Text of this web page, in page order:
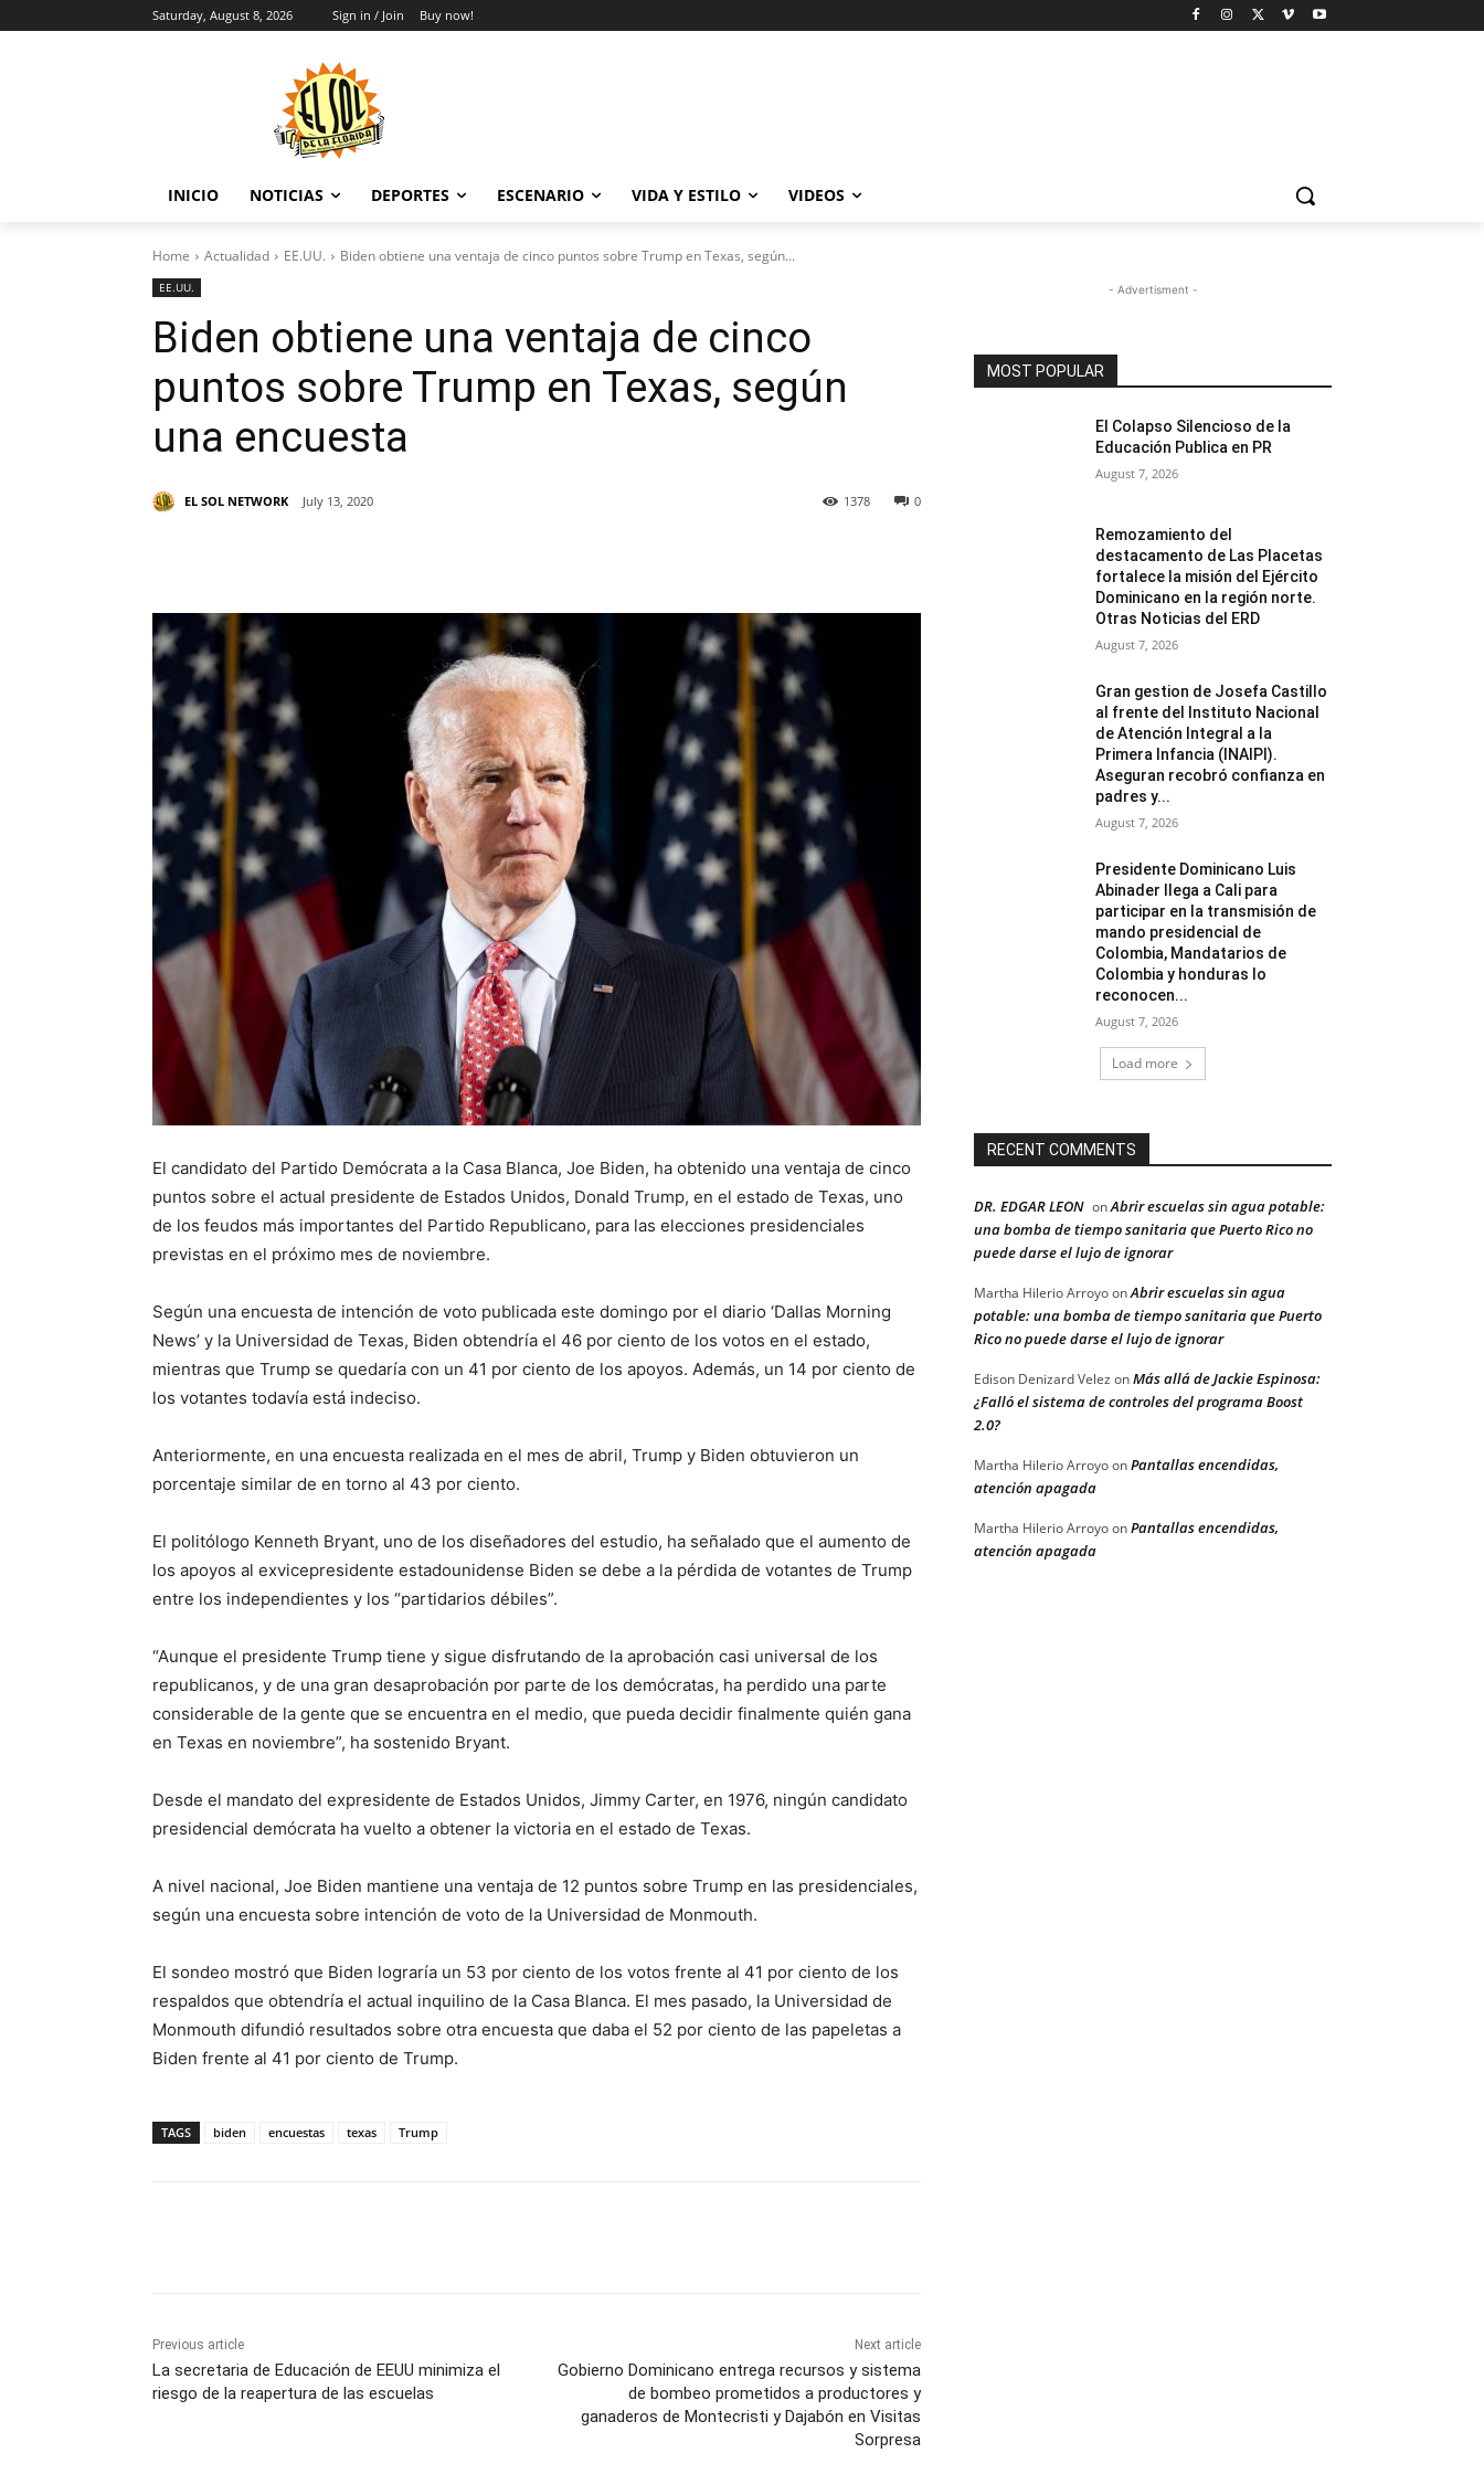
Saturday, August 8, 2026 Sign in / Join Buy now!
INICIO NOTICIAS DEPORTES ESCENARIO VIDA Y ESTILO VIDEOS
Home Actualidad EE.UU. Biden obtiene una ventaja de cinco puntos sobre Trump en Texas, según...
EE.UU.
Biden obtiene una ventaja de cinco
puntos sobre Trump en Texas, según
una encuesta
EL SOL NETWORK July 13, 2020 0
1378
El candidato del Partido Demócrata a la Casa Blanca, Joe Biden, ha obtenido una ventaja de cinco
puntos sobre el actual presidente de Estados Unidos, Donald Trump, en el estado de Texas, uno
de los feudos más importantes del Partido Republicano, para las elecciones presidenciales
previstas en el próximo mes de noviembre.
Según una encuesta de intención de voto publicada este domingo por el diario ‘Dallas Morning
News’ y la Universidad de Texas, Biden obtendría el 46 por ciento de los votos en el estado,
mientras que Trump se quedaría con un 41 por ciento de los apoyos. Además, un 14 por ciento de
los votantes todavía está indeciso.
Anteriormente, en una encuesta realizada en el mes de abril, Trump y Biden obtuvieron un
porcentaje similar de en torno al 43 por ciento.
El politólogo Kenneth Bryant, uno de los diseñadores del estudio, ha señalado que el aumento de
los apoyos al exvicepresidente estadounidense Biden se debe a la pérdida de votantes de Trump
entre los independientes y los “partidarios débiles”.
“Aunque el presidente Trump tiene y sigue disfrutando de la aprobación casi universal de los
republicanos, y de una gran desaprobación por parte de los demócratas, ha perdido una parte
considerable de la gente que se encuentra en el medio, que pueda decidir finalmente quién gana
en Texas en noviembre”, ha sostenido Bryant.
Desde el mandato del expresidente de Estados Unidos, Jimmy Carter, en 1976, ningún candidato
presidencial demócrata ha vuelto a obtener la victoria en el estado de Texas.
A nivel nacional, Joe Biden mantiene una ventaja de 12 puntos sobre Trump en las presidenciales,
según una encuesta sobre intención de voto de la Universidad de Monmouth.
El sondeo mostró que Biden lograría un 53 por ciento de los votos frente al 41 por ciento de los
respaldos que obtendría el actual inquilino de la Casa Blanca. El mes pasado, la Universidad de
Monmouth difundió resultados sobre otra encuesta que daba el 52 por ciento de las papeletas a
Biden frente al 41 por ciento de Trump.
TAGS biden encuestas texas Trump
Previous article
La secretaria de Educación de EEUU minimiza el
riesgo de la reapertura de las escuelas
Next article
Gobierno Dominicano entrega recursos y sistema
de bombeo prometidos a productores y
ganaderos de Montecristi y Dajabón en Visitas
Sorpresa
- Advertisment -
MOST POPULAR
El Colapso Silencioso de la
Educación Publica en PR
August 7, 2026
Remozamiento del
destacamento de Las Placetas
fortalece la misión del Ejército
Dominicano en la región norte.
Otras Noticias del ERD
August 7, 2026
Gran gestion de Josefa Castillo
al frente del Instituto Nacional
de Atención Integral a la
Primera Infancia (INAIPI).
Aseguran recobró confianza en
padres y...
August 7, 2026
Presidente Dominicano Luis
Abinader llega a Cali para
participar en la transmisión de
mando presidencial de
Colombia, Mandatarios de
Colombia y honduras lo
reconocen...
August 7, 2026
Load more
RECENT COMMENTS
DR. EDGAR LEON onAbrir escuelas sin agua potable:
una bomba de tiempo sanitaria que Puerto Rico no
puede darse el lujo de ignorar
Martha Hilerio ArroyoonAbrir escuelas sin agua
potable: una bomba de tiempo sanitaria que Puerto
Rico no puede darse el lujo de ignorar
Edison Denizard Velez onMás allá de Jackie Espinosa:
¿Falló el sistema de controles del programa Boost
2.0?
Martha Hilerio ArroyoonPantallas encendidas,
atención apagada
Martha Hilerio ArroyoonPantallas encendidas,
atención apagada